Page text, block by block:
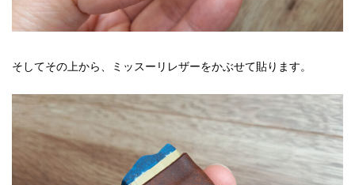
そしてその上から、ミッスーリレザーをかぶせて貼ります。